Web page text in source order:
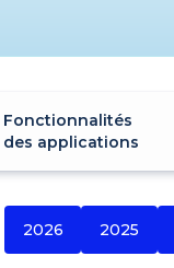
Fonctionnalités
des applications
2026 2025